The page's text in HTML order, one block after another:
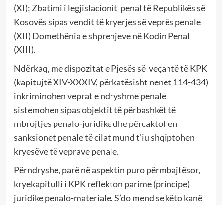
(XI); Zbatimi i legjislacionit penal të Republikës së
Kosovës sipas vendit të kryerjes së veprës penale
(XII) Domethënia e shprehjeve në Kodin Penal
(XIII).
Ndërkaq, me dispozitat e Pjesës së veçantë të KPK
(kapitujtë XIV-XXXIV, përkatësisht nenet 114-434)
inkriminohen veprat e ndryshme penale,
sistemohen sipas objektit të përbashkët të
mbrojtjes penalo-juridike dhe përcaktohen
sanksionet penale të cilat mund t’iu shqiptohen
kryesëve të veprave penale.
Përndryshe, parë në aspektin puro përmbajtësor,
kryekapitulli i KPK reflekton parime (principe)
juridike penalo-materiale. S’do mend se këto kanë